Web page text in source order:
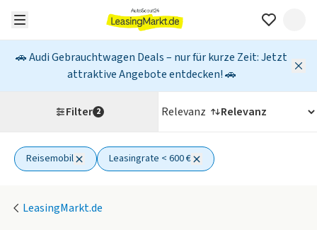
🚗 Audi Gebrauchtwagen Deals – nur für kurze Zeit: Jetzt
attraktive Angebote entdecken! 🚗
LeasingMarkt.de
Filter 2 Relevanz
Reisemobil Leasingrate < 600 €
2 aktive Filter